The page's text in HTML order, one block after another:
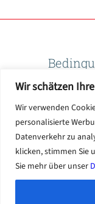
Wir schätzen
Wir verwenden
personalisierte
Datenverkehr zu
klicken, stimmen Sie
Sie mehr über unser